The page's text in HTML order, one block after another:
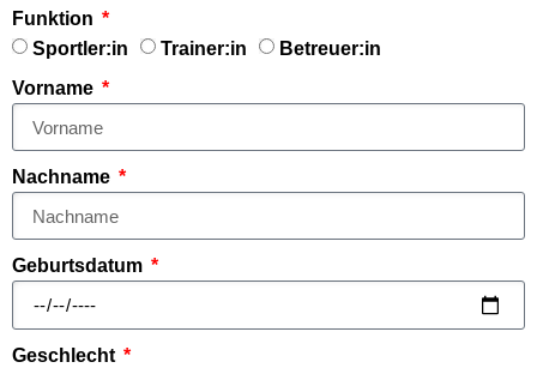
Funktion
Sportler:in
Trainer:in
Betreuer:in
Vorname
Nachname
Geburtsdatum
Geschlecht